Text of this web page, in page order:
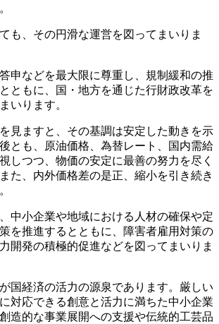
も、その円滑な運営を図ってまいりま
申などを最大限に尊重し、規制緩和の推
ともに、国・地方を通じた行財政改革を
いります。
見ますと、その基調は安定した動きを示
とも、原油価格、為替レート、国内需給
しつつ、物価の安定に最善の努力を尽く
た、内外価格差の是正、縮小を引き続き
中小企業や地域における人材の確保や定
を推進するとともに、障害者雇用対策の
開発の積極的促進などを図ってまいりま
国経済の活力の源泉であります。厳しい
対応できる創意と活力に満ちた中小企業
造的な事業展開への支援や伝統的工芸品